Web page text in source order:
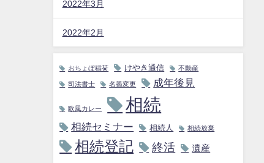
2022年3月
2022年2月
おちょぼ稲荷 けやき通信 不動産
司法書士 名義変更 成年後見
欧風カレー 相続
相続セミナー 相続人 相続放棄
相続登記 終活 遺産